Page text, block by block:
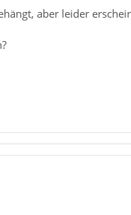
aber leider